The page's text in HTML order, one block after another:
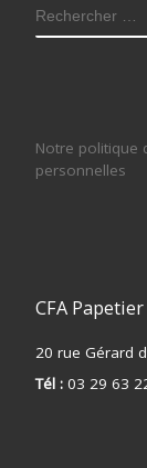
Notre politique
personnelles
CFA
20 rue Gérard
Tél :03 29 63